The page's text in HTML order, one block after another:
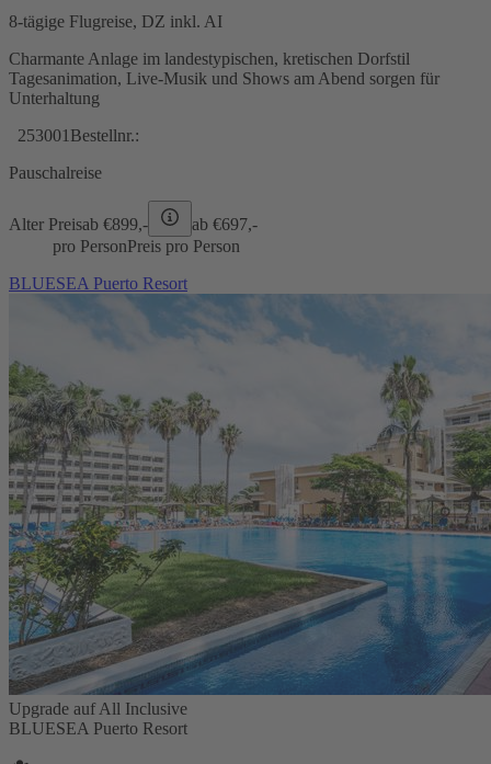
8-tägige Flugreise, DZ inkl. AI
Charmante Anlage im landestypischen, kretischen Dorfstil
Tagesanimation, Live-Musik und Shows am Abend sorgen für
Unterhaltung
253001 Bestellnr.:
Pauschalreise
Alter Preisab €899,- ab €697,-
pro PersonPreis pro Person
BLUESEA Puerto Resort
Upgrade auf All Inclusive
BLUESEA Puerto Resort